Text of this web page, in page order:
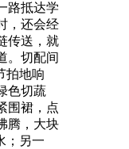
路抵达学
，还会经
传送，就
。切配间
拍地响
色切蔬
围裙，点
腾，大块
；另一